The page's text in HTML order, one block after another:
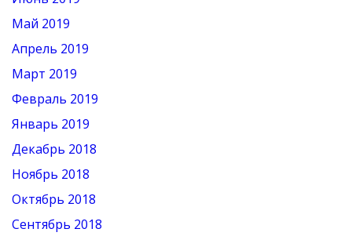
Май 2019
Апрель 2019
Март 2019
Февраль 2019
Январь 2019
Декабрь 2018
Ноябрь 2018
Октябрь 2018
Сентябрь 2018